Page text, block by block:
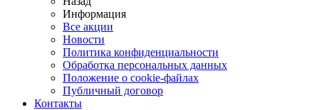
Информация
Все акции
Новости
Политика конфиденциальности
Обработка персональных данных
Положение о cookie-файлах
Публичный договор
Контакты